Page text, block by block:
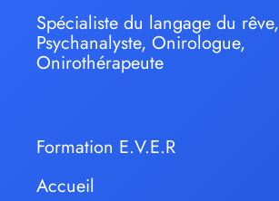
Spécialiste du langage du rêve,
Psychanalyste, Onirologue,
Onirothérapeute
Formation E.V.E.R
Accueil